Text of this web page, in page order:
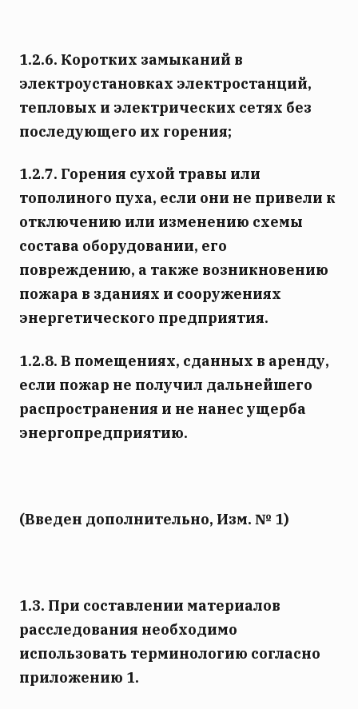
1.2.6. Коротких замыканий в
электроустановках электростанций,
тепловых и электрических сетях без
последующего их горения;
1.2.7. Горения сухой травы или
тополиного пуха, если они не привели к
отключению или изменению схемы
состава оборудовании, его
повреждению, а также возникновению
пожара в зданиях и сооружениях
энергетического предприятия.
1.2.8. В помещениях, сданных в аренду,
если пожар не получил дальнейшего
распространения и не нанес ущерба
энергопредприятию.
(Введен дополнительно, Изм. № 1)
1.3. При составлении материалов
расследования необходимо
использовать терминологию согласно
приложению 1.